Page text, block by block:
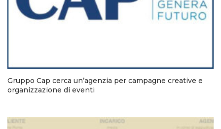
Gruppo Cap cerca un’agenzia per campagne creative e
organizzazione di eventi